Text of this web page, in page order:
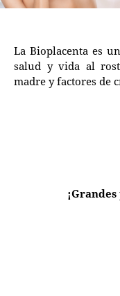
La Bioplacenta es
salud y vida al
madre y factores de